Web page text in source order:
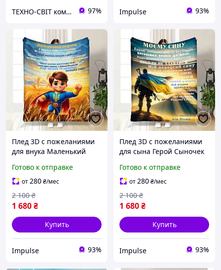
ТЕХНО-СВІТ компьютерна техніка, мобільні аксесуари, електронна техніка та багато іншого. 97% Impulse 93%
Плед 3D с пожеланиями
для внука Маленький
160х200 см impulse
Готово к отправке
от280₴/мес
1 680₴
2 100 ₴
Купить
Impulse 93%
Плед 3D с пожеланиями
для сына Герой Сыночек
fresh
Готово к отправке
от280₴/мес
1 680₴
2 100 ₴
Купить
Impulse 93%